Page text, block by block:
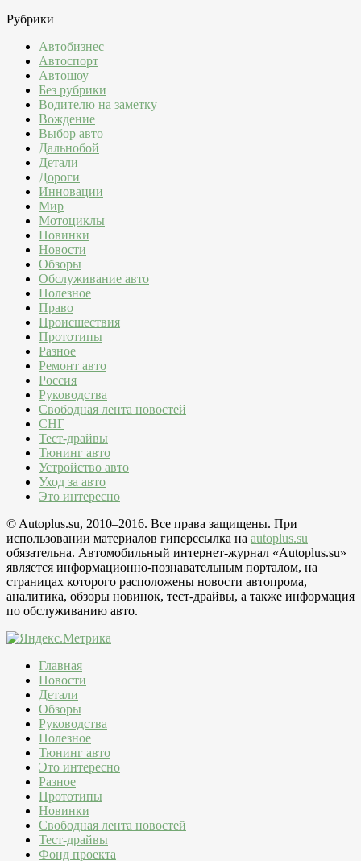
Рубрики
Автобизнес
Автоспорт
Автошоу
Без рубрики
Водителю на заметку
Вождение
Выбор авто
Дальнобой
Детали
Дороги
Инновации
Мир
Мотоциклы
Новинки
Новости
Обзоры
Обслуживание авто
Полезное
Право
Происшествия
Прототипы
Разное
Ремонт авто
Россия
Руководства
Свободная лента новостей
СНГ
Тест-драйвы
Тюнинг авто
Устройство авто
Уход за авто
Это интересно
© Autoplus.su, 2010–2016. Все права защищены. При
использовании материалов гиперссылка на autoplus.su
обязательна. Автомобильный интернет-журнал «Autoplus.su»
является информационно-познавательным порталом, на
страницах которого расположены новости автопрома,
аналитика, обзоры новинок, тест-драйвы, а также информация
по обслуживанию авто.
Главная
Новости
Детали
Обзоры
Руководства
Полезное
Тюнинг авто
Это интересно
Разное
Прототипы
Новинки
Свободная лента новостей
Тест-драйвы
Фонд проекта